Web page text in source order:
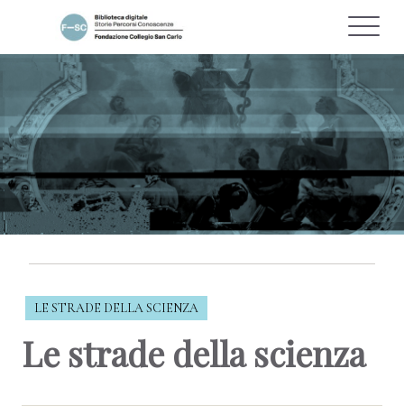
LE STRADE DELLA SCIENZA
Le strade della scienza